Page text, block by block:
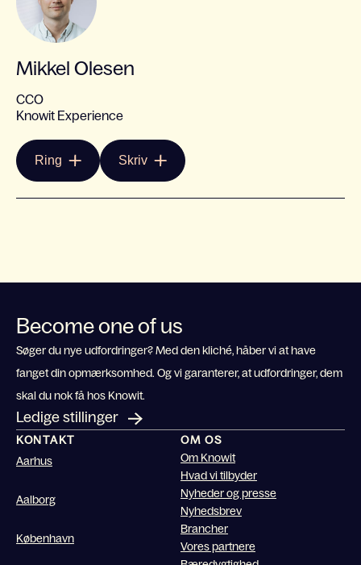
Mikkel Olesen
CCO
Knowit Experience
Ring Skriv
Become one of us
Søger du nye udfordringer? Med den kliché, håber vi at have
fanget din opmærksomhed. Og vi garanterer, at udfordringer, dem
skal du nok få hos Knowit.
Ledige stillinger
KONTAKT
Aarhus
Aalborg
København
OM OS
Om Knowit
Hvad vi tilbyder
Nyheder og presse
Nyhedsbrev
Brancher
Vores partnere